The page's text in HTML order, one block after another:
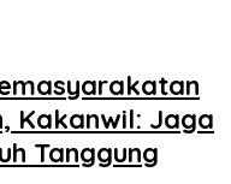
Kakanwil: Jaga
Tanggung